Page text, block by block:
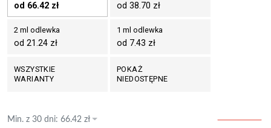
od 66.42 zł od 38.70 zł
2 ml odlewka
od 21.24 zł
1 ml odlewka
od 7.43 zł
WSZYSTKIE
WARIANTY
POKAŻ
NIEDOSTĘPNE
Min. z 30 dni: 66.42 zł